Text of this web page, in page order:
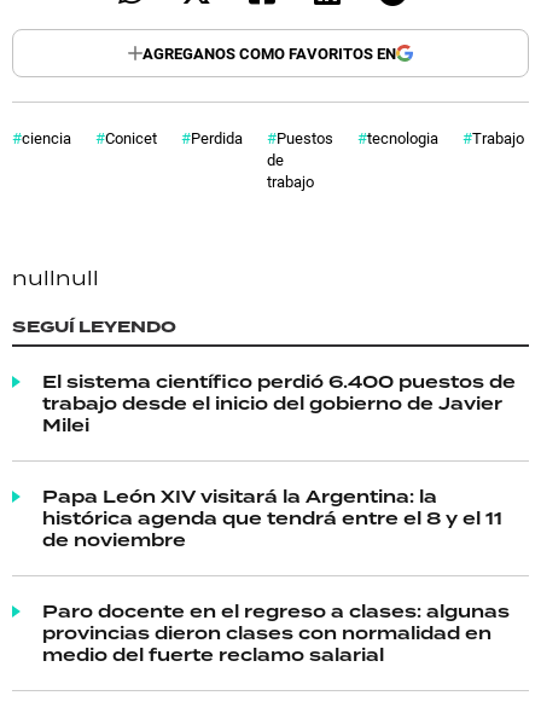
AGREGANOS COMO FAVORITOS EN
ciencia Conicet Perdida
Puestos
de
trabajo
tecnologia Trabajo
nullnull
SEGUÍ LEYENDO
El sistema científico perdió 6.400 puestos de
trabajo desde el inicio del gobierno de Javier
Milei
Papa León XIV visitará la Argentina: la
histórica agenda que tendrá entre el 8 y el 11
de noviembre
Paro docente en el regreso a clases: algunas
provincias dieron clases con normalidad en
medio del fuerte reclamo salarial